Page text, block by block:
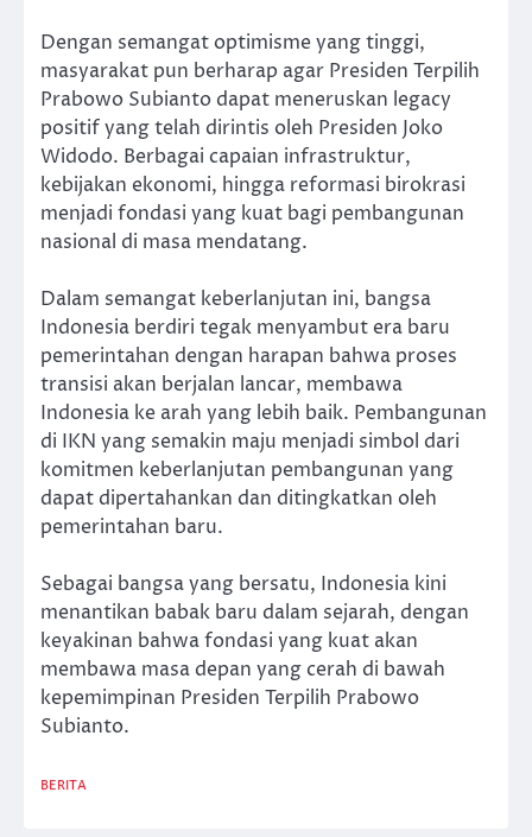
Dengan semangat optimisme yang tinggi,
masyarakat pun berharap agar Presiden Terpilih
Prabowo Subianto dapat meneruskan legacy
positif yang telah dirintis oleh Presiden Joko
Widodo. Berbagai capaian infrastruktur,
kebijakan ekonomi, hingga reformasi birokrasi
menjadi fondasi yang kuat bagi pembangunan
nasional di masa mendatang.
Dalam semangat keberlanjutan ini, bangsa
Indonesia berdiri tegak menyambut era baru
pemerintahan dengan harapan bahwa proses
transisi akan berjalan lancar, membawa
Indonesia ke arah yang lebih baik. Pembangunan
di IKN yang semakin maju menjadi simbol dari
komitmen keberlanjutan pembangunan yang
dapat dipertahankan dan ditingkatkan oleh
pemerintahan baru.
Sebagai bangsa yang bersatu, Indonesia kini
menantikan babak baru dalam sejarah, dengan
keyakinan bahwa fondasi yang kuat akan
membawa masa depan yang cerah di bawah
kepemimpinan Presiden Terpilih Prabowo
Subianto.
BERITA